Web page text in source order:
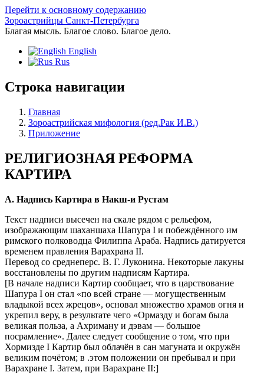
Перейти к основному содержанию
Зороастрийцы Санкт-Петербурга
Благая мысль. Благое слово. Благое дело.
English
Rus
Строка навигации
Главная
Зороастрийская мифология (ред.Рак И.В.)
Приложение
РЕЛИГИОЗНАЯ РЕФОРМА
КАРТИРА
А. Надпись Картира в Накш-и Рустам
Текст надписи высечен на скале рядом с рельефом,
изображающим шаханшаха Шапура I и побеждённого им
римского полководца Филиппа Араба. Надпись датируется
временем правления Варахрана II.
Перевод со среднеперс. В. Г. Луконина. Некоторые лакуны
восстановлены по другим надписям Картира.
[В начале надписи Картир сообщает, что в царствование
Шапура I он стал «по всей стране — могущественным
владыкой всех жрецов», основал множество храмов огня и
укрепил веру, в результате чего «Ормазду и богам была
великая польза, а Ахриману и дэвам — большое
посрамление». Далее следует сообщение о том, что при
Хормизде I Картир был облачён в сан магуната и окружён
великим почётом; в .этом положении он пребывал и при
Варахране I. Затем, при Варахране II:]